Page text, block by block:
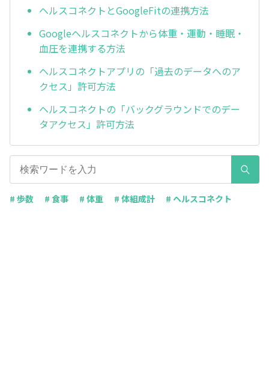
ヘルスコネクトとGoogleFitの連携方法
Googleヘルスコネクトから体重・運動・睡眠・
血圧を連携する方法
ヘルスコネクトアプリの「過去のデータへのア
クセス」許可方法
ヘルスコネクトの「バックグラウンドでのデー
タアクセス」許可方法
# 歩数 # 食事 # 体重 # 体組成計 # ヘルスコネクト